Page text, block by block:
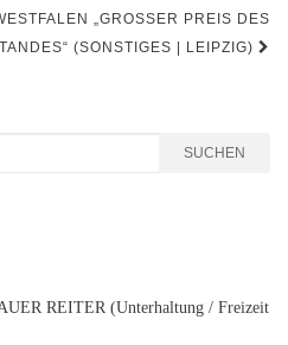
„GROSSER PREIS DES M
(SONSTIGES | LEIPZIG)
SUCHEN
REITER (Unterhaltung / Freizeit